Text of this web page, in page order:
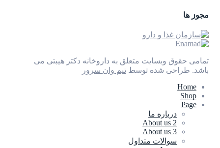
مجوز ها
تمامی حقوق وبسایت متعلق به داروخانه دکتر هیبتی می
باشد. طراحی شده توسط تیم وان سرور
Home
Shop
Page
درباره ما
About us 2
About us 3
سوالات متداول